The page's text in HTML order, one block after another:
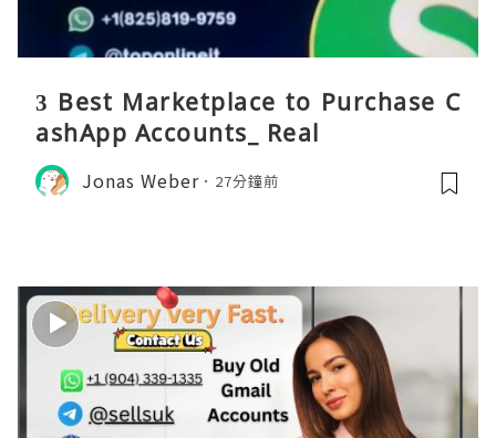
3 Best Marketplace to Purchase C
ashApp Accounts_ Real
Jonas Weber 27分鐘前